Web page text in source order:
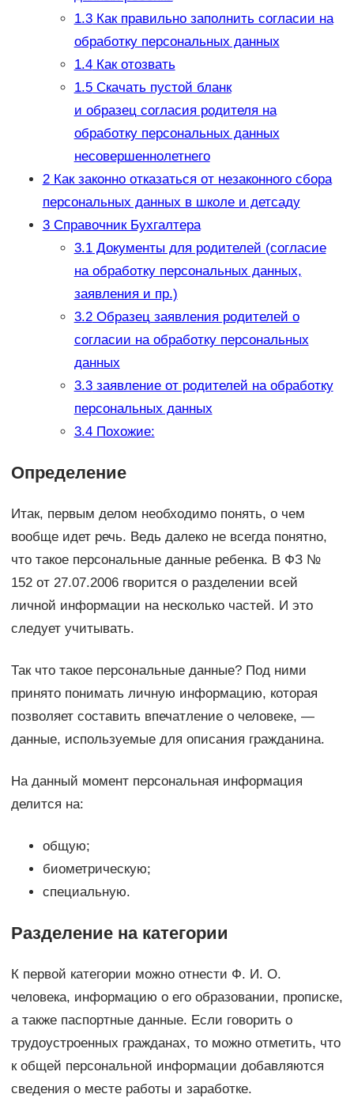
1.3Как правильно заполнить согласии на
обработку персональных данных
1.4Как отозвать
1.5Скачать пустой бланк
и образец согласия родителя на
обработку персональных данных
несовершеннолетнего
2Как законно отказаться от незаконного сбора
персональных данных в школе и детсаду
3Справочник Бухгалтера
3.1Документы для родителей (согласие
на обработку персональных данных,
заявления и пр.)
3.2Образец заявления родителей о
согласии на обработку персональных
данных
3.3заявление от родителей на обработку
персональных данных
3.4Похожие:
Определение
Итак, первым делом необходимо понять, о чем
вообще идет речь. Ведь далеко не всегда понятно,
что такое персональные данные ребенка. В ФЗ №
152 от 27.07.2006 гворится о разделении всей
личной информации на несколько частей. И это
следует учитывать.
Так что такое персональные данные? Под ними
принято понимать личную информацию, которая
позволяет составить впечатление о человеке, —
данные, используемые для описания гражданина.
На данный момент персональная информация
делится на:
общую;
биометрическую;
специальную.
Разделение на категории
К первой категории можно отнести Ф. И. О.
человека, информацию о его образовании, прописке,
а также паспортные данные. Если говорить о
трудоустроенных гражданах, то можно отметить, что
к общей персональной информации добавляются
сведения о месте работы и заработке.